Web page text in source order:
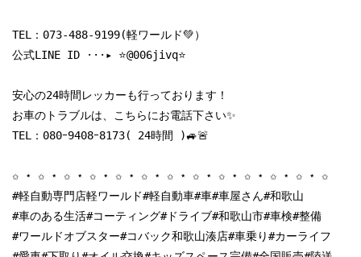
TEL： 073-488-9199(軽ワールド💚）
公式LINE ID ···▸ ⭐️@006jivq⭐️
安心の24時間レッカーも行っております！
お車のトラブルは、こちらにお電話下さい✨
TEL：080ｰ9408ｰ8173( 24時間 )🚙🚨
✩ ⋆ ✩ ⋆ ✩ ⋆ ✩ ⋆ ✩ ⋆ ✩ ⋆ ✩ ⋆ ✩ ⋆ ✩ ⋆ ✩ ⋆ ✩ ⋆ ✩ ⋆ ✩
#軽自動専門店軽ワールド#軽自動車#車#車屋さん#和歌山
#車のある生活#コーティング#ドライブ#和歌山市#車検#整備
#ワールドオブスター#コバック和歌山湊店#車乗り#カーライフ